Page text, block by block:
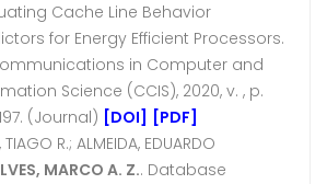
Cache Line Behavior
for Energy Efficient Processors.
in Computer and
Science (CCIS), 2020, v. , p.
(Journal) [DOI] [PDF]
TIAGO R.; ALMEIDA, EDUARDO
MARCO A. Z.. Database